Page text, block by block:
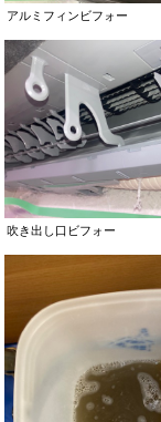
アルミフィンビフォー
吹き出し口ビフォー